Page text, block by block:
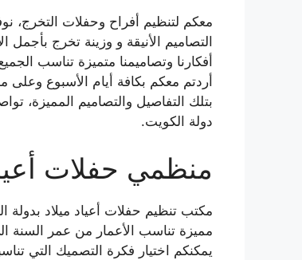
معكم لتنظيم أفراح وحفلات التخرج،
التصاميم الأنيقة و وزينة تخرج بأجمل
أفكارنا وتصاميمنا متميزة تناسب
أردتم معكم بكافة أيام الأسبوع
بتلك التفاصيل والتصاميم المميزة،
دولة الكويت.
منظمي حفلات
مكتب تنظيم حفلات أعياد ميلاد بدولة
مميزة تناسب الأعمار من عمر السنة
يمكنكم اختيار فكرة التصميك التي